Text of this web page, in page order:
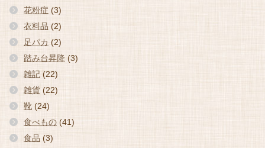
花粉症 (3)
衣料品 (2)
足パカ (2)
踏み台昇降 (3)
雑記 (22)
雑貨 (22)
靴 (24)
食べもの (41)
食品 (3)